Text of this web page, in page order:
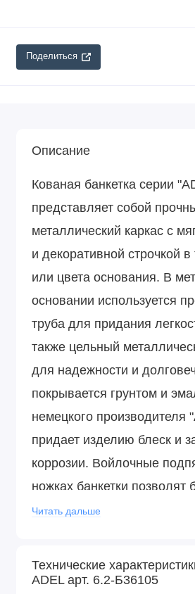
Поделиться
Описание
Кованая банкетка серии
представляет собой
металлический каркас с
и декоративной строчкой
или цвета основания. В
основании используется
труба для придания
также цельный
для надежности и
покрывается грунтом и
немецкого производителя
придает изделию блеск и
коррозии. Войлочные
ножках банкетки позволят
эксплуатировать ее на
Читать дальше
Технические
ADEL арт. 6.2-Б36105